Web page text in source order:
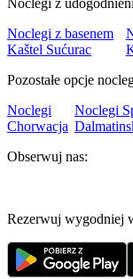
Noclegi z basenem
Kaštel Sućurac
Pozostałe opcje
Noclegi
Chorwacja
Noclegi
Obserwuj nas:
Rezerwuj wygodniej